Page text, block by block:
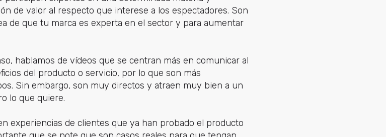
de valor al respecto que interese a los espectadores. Son
de que tu marca es experta en el sector y para aumentar
hablamos de vídeos que se centran más en comunicar al
del producto o servicio, por lo que son más
Sin embargo, son muy directos y atraen muy bien a un
lo que quiere.
experiencias de clientes que ya han probado el producto